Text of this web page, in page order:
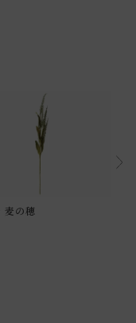
お気軽にお問い合
かの２択のみ
定をしての出荷は
ますのでご了承下さ
麦の穂